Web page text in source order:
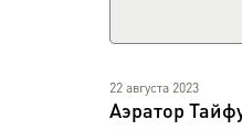
22 августа 2023
Аэратор